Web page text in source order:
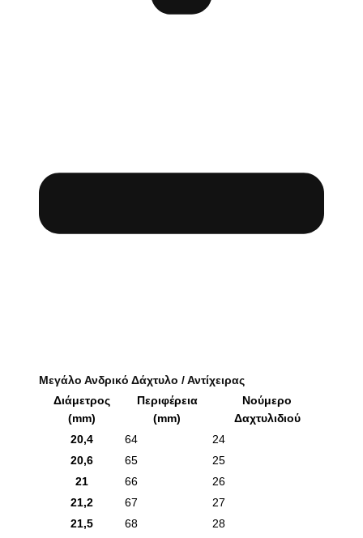
Μεγάλο Ανδρικό Δάχτυλο / Αντίχειρας
Διάμετρος
(mm)
Περιφέρεια
(mm)
Νούμερο
Δαχτυλιδιού
20,4
64
24
20,6
65
25
21
66
26
21,2
67
27
21,5
68
28